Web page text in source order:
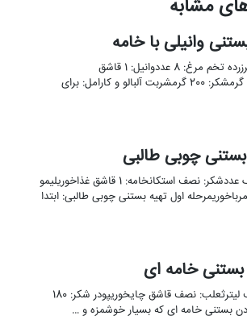
مشابه
مواد لازم:شیر: 1 لیترزرده تخم مرغ: 8 عددوانیل: 1 قاشق
چایخوریخامه: 200 گرمشکر: 200 گرمشربت آلبالو و کارامل: برای
مواد لازم:طالبی: یک عددشکر: نصف استکانخامه: 1 قاشق غذاخوریلیمو
اول تهیه بستنی چوبی طالبی: ابتدا
مواد لازم:شیر: نصف لیترثعلب: نصف قاشق چایخوریپودر شکر: 180
بستنی خامه ای که بسیار خوشمزه و …